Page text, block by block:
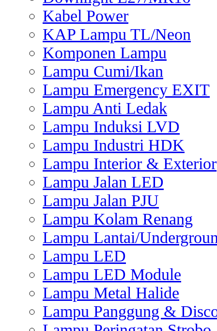
Kabel Power
KAP Lampu TL/Neon
Komponen Lampu
Lampu Cumi/Ikan
Lampu Emergency EXIT
Lampu Anti Ledak
Lampu Induksi LVD
Lampu Industri HDK
Lampu Interior & Exterior
Lampu Jalan LED
Lampu Jalan PJU
Lampu Kolam Renang
Lampu Lantai/
Lampu LED
Lampu LED Module
Lampu Metal Halide
Lampu Panggung &